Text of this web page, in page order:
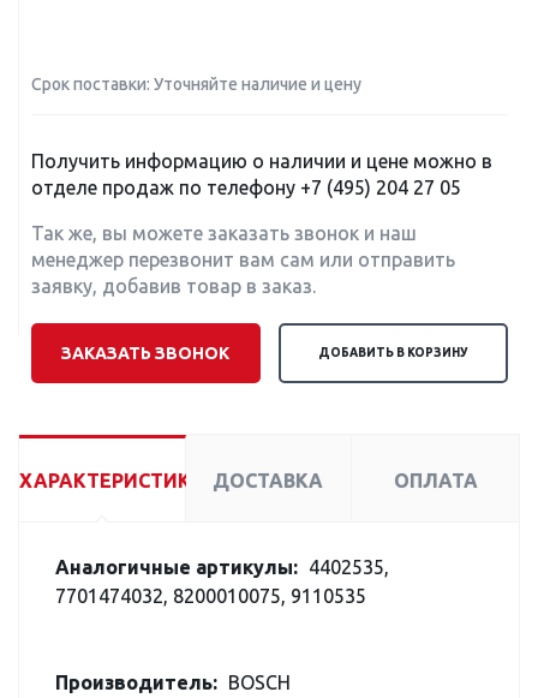
Срок поставки: Уточняйте наличие и цену
Получить информацию о наличии и цене можно в
отделе продаж по телефону +7 (495) 204 27 05
Так же, вы можете заказать звонок и наш
менеджер перезвонит вам сам или отправить
заявку, добавив товар в заказ.
ЗАКАЗАТЬ ЗВОНОК ДОБАВИТЬ В КОРЗИНУ
ХАРАКТЕРИСТИКИ ДОСТАВКА ОПЛАТА
Аналогичные артикулы: 4402535,
7701474032, 8200010075, 9110535
Производитель: BOSCH